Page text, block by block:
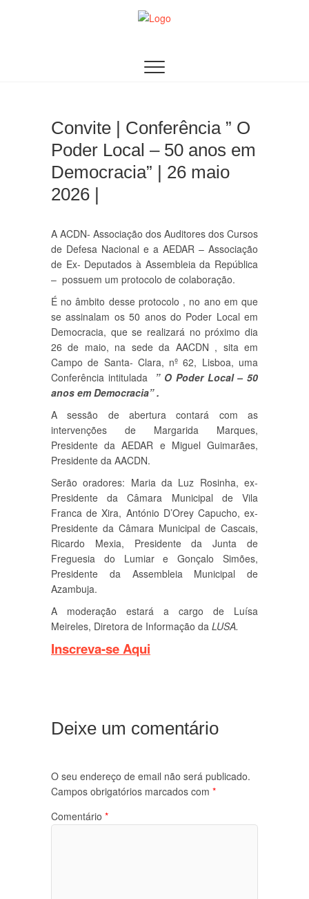
Convite | Conferência ” O
Poder Local – 50 anos em
Democracia” | 26 maio
2026 |
A ACDN- Associação dos Auditores dos Cursos
de Defesa Nacional e a AEDAR – Associação
de Ex- Deputados à Assembleia da República
– possuem um protocolo de colaboração.
É no âmbito desse protocolo , no ano em que
se assinalam os 50 anos do Poder Local em
Democracia, que se realizará no próximo dia
26 de maio, na sede da AACDN , sita em
Campo de Santa- Clara, nº 62, Lisboa, uma
Conferência intitulada
” O Poder Local – 50
anos em Democracia” .
A sessão de abertura contará com as
intervenções de Margarida Marques,
Presidente da AEDAR e Miguel Guimarães,
Presidente da AACDN.
Serão oradores: Maria da Luz Rosinha, ex-
Presidente da Câmara Municipal de Vila
Franca de Xira, António D’Orey Capucho, ex-
Presidente da Câmara Municipal de Cascais,
Ricardo Mexia, Presidente da Junta de
Freguesia do Lumiar e Gonçalo Simões,
Presidente da Assembleia Municipal de
Azambuja.
A moderação estará a cargo de Luísa
Meireles, Diretora de Informação da LUSA.
Inscreva-se Aqui
Deixe um comentário
O seu endereço de email não será publicado.
Campos obrigatórios marcados com *
Comentário *